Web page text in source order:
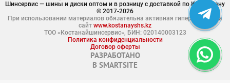
Шинсервис — шины и диски оптом и в розницу с доставкой по Казахстану
© 2017-2026
При использовании материалов обязательна активная гиперссылка на
сайт www.kostanayshs.kz
ТОО «Костанайшинсервис», БИН: 020140003123
Политика конфиденциальности
Договор оферты
РАЗРАБОТАНО
В SMARTSITE